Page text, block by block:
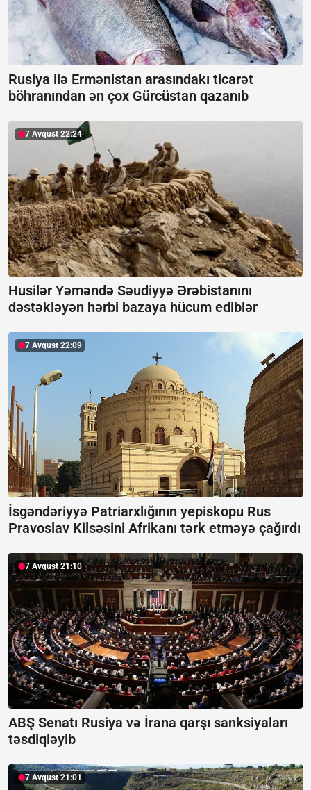
Rusiya ilə Ermənistan arasındakı ticarət
böhranından ən çox Gürcüstan qazanıb
7 Avqust 22:24
Husilər Yəməndə Səudiyyə Ərəbistanını
dəstəkləyən hərbi bazaya hücum ediblər
7 Avqust 22:09
İsgəndəriyyə Patriarxlığının yepiskopu Rus
Pravoslav Kilsəsini Afrikanı tərk etməyə çağırdı
7 Avqust 21:10
ABŞ Senatı Rusiya və İrana qarşı sanksiyaları
təsdiqləyib
7 Avqust 21:01